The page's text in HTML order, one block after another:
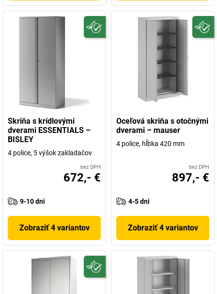
Skriňa s krídlovými
dverami ESSENTIALS –
BISLEY
4 police, 5 výšok zakladačov
bez DPH
672,- €
9-10 dni
Zobraziť 4 variantov
Oceľová skriňa s otočnými
dverami – mauser
4 police, hĺbka 420 mm
bez DPH
897,- €
4-5 dni
Zobraziť 4 variantov